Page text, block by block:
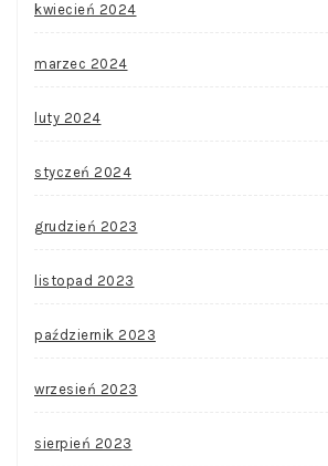
kwiecień 2024
marzec 2024
luty 2024
styczeń 2024
grudzień 2023
listopad 2023
październik 2023
wrzesień 2023
sierpień 2023